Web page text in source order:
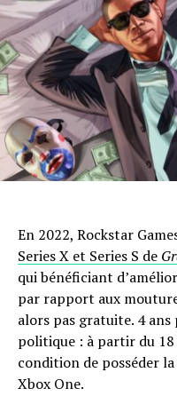
En 2022, Rockstar
Series X et Series S de
qui bénéficiant
par rapport aux
alors pas gratuite. 4 ans
politique : à partir du
condition de posséder
Xbox One.